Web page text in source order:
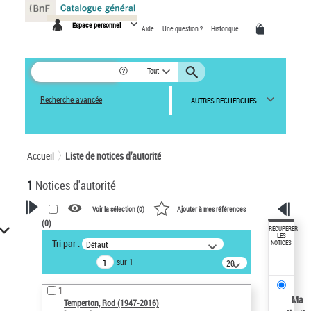
Espace personnel Aide Une question ? Historique
Tout
Recherche avancée AUTRES RECHERCHES
Accueil Liste de notices d’autorité
1 Notices d'autorité
VOTRE RECHERCHE
Recherche avancée dans les
notices d’autorité
Œuvres liées à l'auteur :
Temperton, Rod (1947-2016)
Voir la sélection (0) Ajouter à mes références
(0)
Tri par : Défaut
sur 1
20
résultats/page
1
Temperton, Rod (1947-2016)
RÉCUPÉRER
LES
NOTICES
Ma
Panneau de gestion des cookies